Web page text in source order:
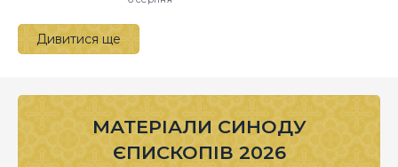
Дивитися ще
МАТЕРІАЛИ СИНОДУ
ЄПИСКОПІВ 2026